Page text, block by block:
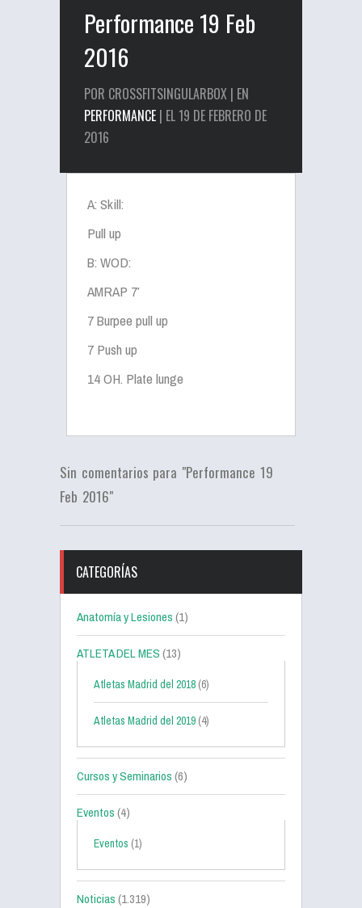
Performance 19 Feb
2016
POR CROSSFITSINGULARBOX | EN
PERFORMANCE | EL 19 DE FEBRERO DE
2016
A: Skill:
Pull up
B: WOD:
AMRAP 7′
7 Burpee pull up
7 Push up
14 OH. Plate lunge
Sin comentarios para "Performance 19
Feb 2016"
CATEGORÍAS
Anatomía y Lesiones(1)
ATLETA DEL MES(13)
Atletas Madrid del 2018 (6)
Atletas Madrid del 2019 (4)
Cursos y Seminarios(6)
Eventos(4)
Eventos (1)
Noticias(1.319)